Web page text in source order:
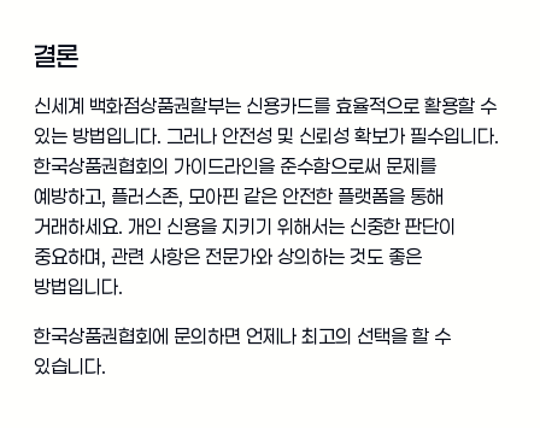
결론
신세계 백화점상품권할부는 신용카드를 효율적으로 활용할 수
있는 방법입니다. 그러나 안전성 및 신뢰성 확보가 필수입니다.
한국상품권협회의 가이드라인을 준수함으로써 문제를
예방하고, 플러스존, 모아핀 같은 안전한 플랫폼을 통해
거래하세요. 개인 신용을 지키기 위해서는 신중한 판단이
중요하며, 관련 사항은 전문가와 상의하는 것도 좋은
방법입니다.
한국상품권협회에 문의하면 언제나 최고의 선택을 할 수
있습니다.